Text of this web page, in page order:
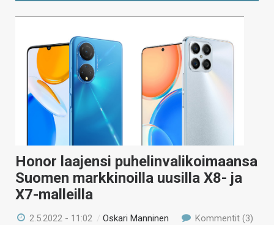
Honor laajensi puhelinvalikoimaansa
Suomen markkinoilla uusilla X8- ja
X7-malleilla
2.5.2022 - 11:02 /Oskari Manninen Kommentit (3)